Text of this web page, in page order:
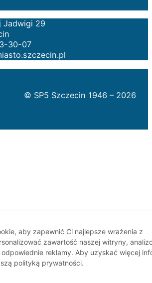
Jadwigi 29
30-07
© SP5 Szczecin 1946 – 2026
aby zapewnić Ci najlepsze wrażenia z
zawartość naszej witryny,
reklamy. Aby uzyskać więcej
polityką prywatności.